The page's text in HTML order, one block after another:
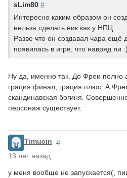
sLim80 #
Интересно каким образом он
нельзя сделать ник как у НПЦ.
Разве что он создавал чара ещё
появилась в игре, что навряд ли :)
Ну да, именно так. До Фреи полно
грация финал, грация плюс. А
скандинавская богиня.
персонаж существует.
Timucin #
13 лет назад
у меня вообще не запускается(,